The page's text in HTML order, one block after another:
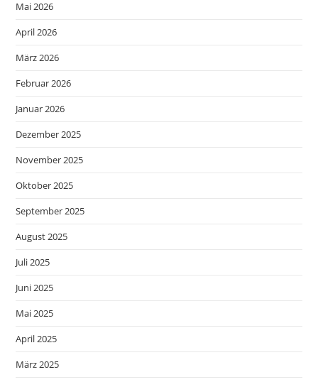
Mai 2026
April 2026
März 2026
Februar 2026
Januar 2026
Dezember 2025
November 2025
Oktober 2025
September 2025
August 2025
Juli 2025
Juni 2025
Mai 2025
April 2025
März 2025